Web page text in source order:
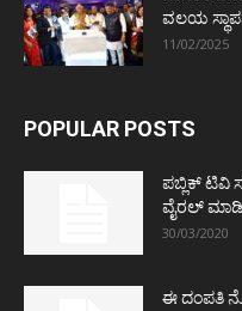
ವಲಯ
11/02/2025
POPULAR POSTS
ಪಬ್ಲಿಕ್ ಟಿವಿ
ವೈರಲ್
30/03/2020
ಈ ದಂಪತಿ